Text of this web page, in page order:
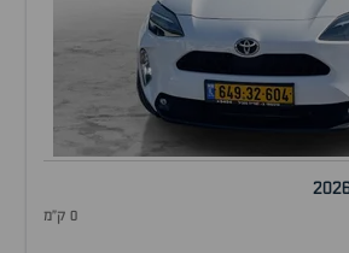
0 ק"מ